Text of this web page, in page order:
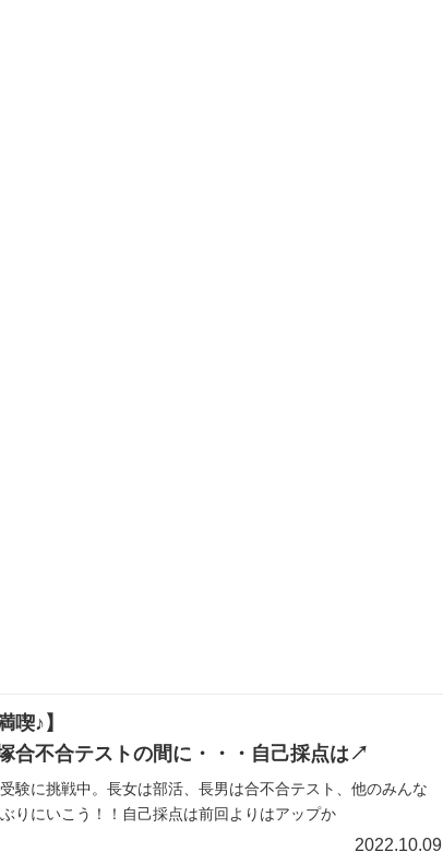
喫♪】
合不合テストの間に・・・自己採点は↗
験に挑戦中。長女は部活、長男は合不合テスト、他のみんな
りにいこう！！自己採点は前回よりはアップか
2022.10.09